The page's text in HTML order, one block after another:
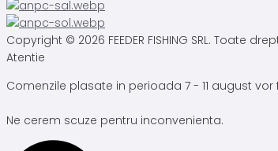
Copyright © 2026 FEEDER FISHING SRL. Toate
Atentie
Comenzile plasate in perioada 7 - 11 august
Ne cerem scuze pentru inconvenienta.